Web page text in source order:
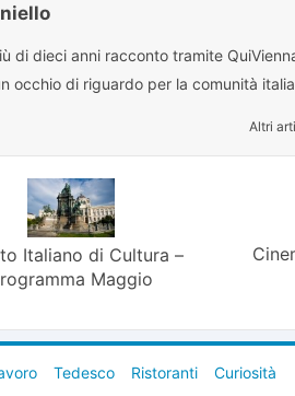
di dieci anni racconto tramite
occhio di riguardo per la comunità
Altri
Italiano di Cultura –
Maggio
Tedesco Ristoranti Curiosità